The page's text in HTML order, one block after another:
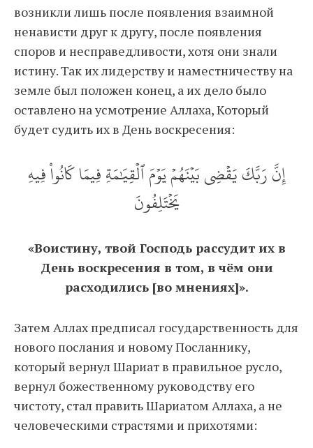
возникли лишь после появления взаимной
ненависти друг к другу, после появления
споров и несправедливости, хотя они знали
истину. Так их лидерству и наместничеству на
земле был положен конец, а их дело было
оставлено на усмотрение Аллаха, Который
будет судить их в День воскресения:
إِنَّ رَبَّكَ يَقۡضِي بَيۡنَهُمۡ يَوۡمَ ٱلۡقِيَٰمَةِ فِيمَا كَانُواْ فِيهِ
يَخۡتَلِفُونَ
«Воистину, твой Господь рассудит их в
День воскресения в том, в чём они
расходились [во мнениях]».
Затем Аллах предписал государственность для
нового послания и новому Посланнику,
который вернул Шариат в правильное русло,
вернул божественному руководству его
чистоту, стал править Шариатом Аллаха, а не
человеческими страстями и прихотями: